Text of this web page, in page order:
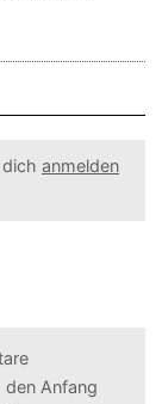
anmelden
Anfang